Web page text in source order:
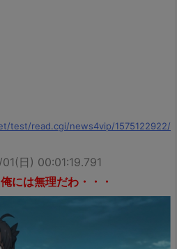
test/read.cgi/news4vip/1575122922/
日) 00:01:19.791
には無理だわ・・・